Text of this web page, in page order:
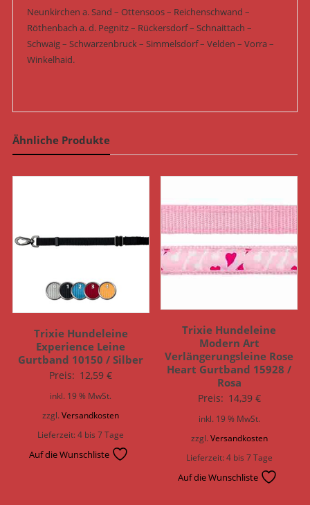
Neunkirchen a. Sand – Ottensoos – Reichenschwand –
Röthenbach a. d. Pegnitz – Rückersdorf – Schnaittach –
Schwaig – Schwarzenbruck – Simmelsdorf – Velden – Vorra –
Winkelhaid.
Ähnliche Produkte
Trixie Hundeleine
Experience Leine
Gurtband 10150 / Silber
Preis: 12,59€
inkl. 19 % MwSt.
zzgl.Versandkosten
Lieferzeit:4 bis 7 Tage
Auf die Wunschliste
Trixie Hundeleine
Modern Art
Verlängerungsleine Rose
Heart Gurtband 15928 /
Rosa
Preis: 14,39 €
inkl. 19 % MwSt.
zzgl. Versandkosten
Lieferzeit:4 bis 7 Tage
Auf die Wunschliste